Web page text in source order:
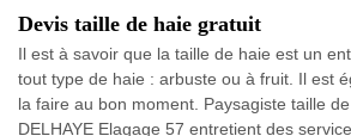
Devis taille de haie gratuit
Il est à savoir que la taille de haie est un
tout type de haie : arbuste ou à fruit. Il est
la faire au bon moment. Paysagiste taille de
DELHAYE Elagage 57 entretient des